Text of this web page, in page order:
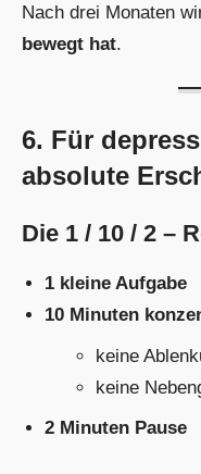
Nach drei Monaten
bewegt hat.
6. Für
absolute
Die 1 / 10 / 2 –
1 kleine Aufgabe
10 Minuten
keine
keine
2 Minuten Pause